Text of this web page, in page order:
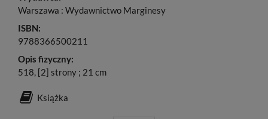
Warszawa : Wydawnictwo Marginesy
ISBN:
9788366500211
Opis fizyczny:
518, [2] strony ; 21 cm
Książka